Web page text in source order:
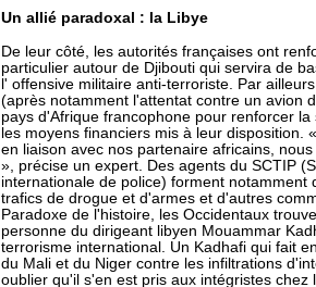
Un allié paradoxal : la Libye
De leur côté, les autorités françaises ont
particulier autour de Djibouti qui servira de
l' offensive militaire anti-terroriste. Par
(après notamment l'attentat contre un avion
pays d'Afrique francophone pour renforcer
les moyens financiers mis à leur disposition.
en liaison avec nos partenaire africains,
», précise un expert. Des agents du SCTIP
internationale de police) forment
trafics de drogue et d'armes et d'autres
Paradoxe de l'histoire, les Occidentaux
personne du dirigeant libyen Mouammar
terrorisme international. Un Kadhafi qui fait
du Mali et du Niger contre les infiltrations
oublier qu'il s'en est pris aux intégristes